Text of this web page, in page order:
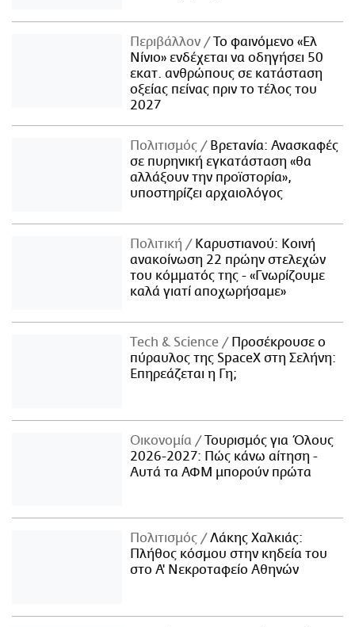
Περιβάλλον
Το φαινόμενο «Ελ
Νίνιο» ενδέχεται να οδηγήσει 50
εκατ. ανθρώπους σε κατάσταση
οξείας πείνας πριν το τέλος του
2027
Πολιτισμός
Βρετανία: Ανασκαφές
σε πυρηνική εγκατάσταση «θα
αλλάξουν την προϊστορία»,
υποστηρίζει αρχαιολόγος
Πολιτική
Καρυστιανού: Κοινή
ανακοίνωση 22 πρώην στελεχών
του κόμματός της - «Γνωρίζουμε
καλά γιατί αποχωρήσαμε»
Τech & Science
Προσέκρουσε ο
πύραυλος της SpaceX στη Σελήνη:
Επηρεάζεται η Γη;
Οικονομία
Τουρισμός για Όλους
2026-2027: Πώς κάνω αίτηση -
Αυτά τα ΑΦΜ μπορούν πρώτα
Πολιτισμός
Λάκης Χαλκιάς:
Πλήθος κόσμου στην κηδεία του
στο Α' Νεκροταφείο Αθηνών